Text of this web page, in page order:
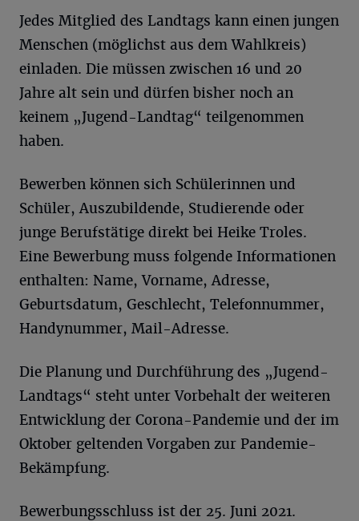
Jedes Mitglied des Landtags kann einen jungen
Menschen (möglichst aus dem Wahlkreis)
einladen. Die müssen zwischen 16 und 20
Jahre alt sein und dürfen bisher noch an
keinem „Jugend-Landtag“ teilgenommen
haben.
Bewerben können sich Schülerinnen und
Schüler, Auszubildende, Studierende oder
junge Berufstätige direkt bei Heike Troles.
Eine Bewerbung muss folgende Informationen
enthalten: Name, Vorname, Adresse,
Geburtsdatum, Geschlecht, Telefonnummer,
Handynummer, Mail-Adresse.
Die Planung und Durchführung des „Jugend-
Landtags“ steht unter Vorbehalt der weiteren
Entwicklung der Corona-Pandemie und der im
Oktober geltenden Vorgaben zur Pandemie-
Bekämpfung.
Bewerbungsschluss ist der 25. Juni 2021.